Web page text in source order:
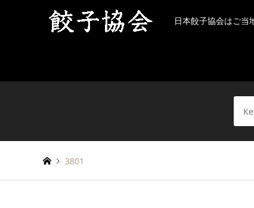
日本餃子協会はご当
3801